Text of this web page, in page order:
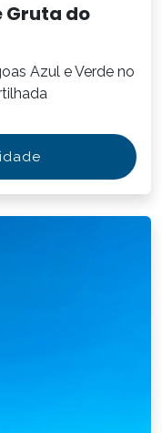
Gruta do
Azul e Verde no